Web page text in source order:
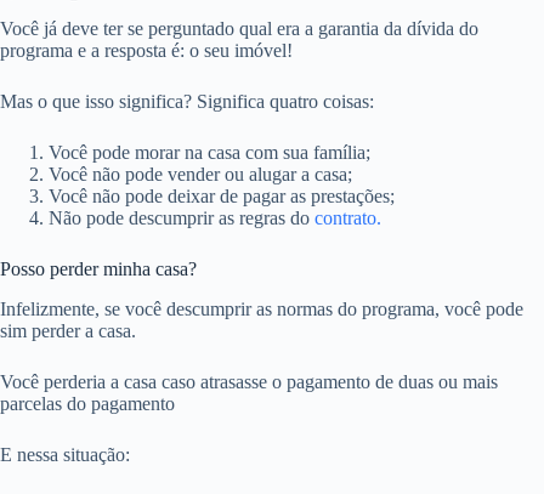
Você já deve ter se perguntado qual era a garantia da dívida do
programa e a resposta é: o seu imóvel!
Mas o que isso significa? Significa quatro coisas:
Você pode morar na casa com sua família;
Você não pode vender ou alugar a casa;
Você não pode deixar de pagar as prestações;
Não pode descumprir as regras do contrato.
Posso perder minha casa?
Infelizmente, se você descumprir as normas do programa, você pode
sim perder a casa.
Você perderia a casa caso atrasasse o pagamento de duas ou mais
parcelas do pagamento
E nessa situação: